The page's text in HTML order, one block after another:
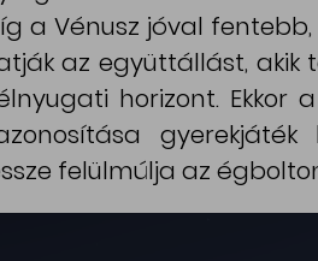
a Vénusz jóval fentebb,
az együttállást,
horizont. Ekkor
gyerekjáték
felülmúlja az